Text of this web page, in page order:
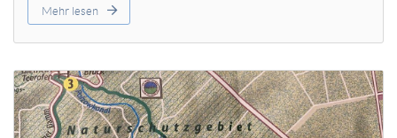
Mehr lesen